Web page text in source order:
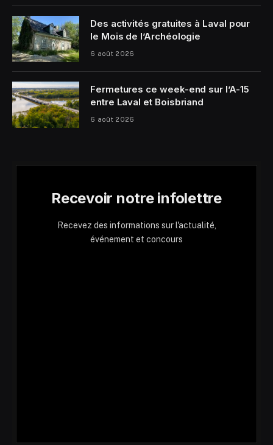
Des activités gratuites à Laval pour
le Mois de l’Archéologie
6 août 2026
Fermetures ce week-end sur l’A-15
entre Laval et Boisbriand
6 août 2026
Recevoir notre infolettre
Recevez des informations sur l'actualité,
événement et concours